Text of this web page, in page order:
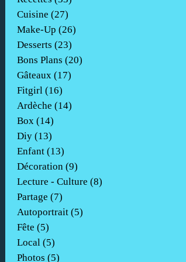
Cuisine (27)
Make-Up (26)
Desserts (23)
Bons Plans (20)
Gâteaux (17)
Fitgirl (16)
Ardèche (14)
Box (14)
Diy (13)
Enfant (13)
Décoration (9)
Lecture - Culture (8)
Partage (7)
Autoportrait (5)
Fête (5)
Local (5)
Photos (5)